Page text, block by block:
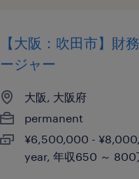
【大阪：吹田市】財
ージャー
大阪, 大阪府
permanent
¥6,500,000 -
year, 年収650 ～ 800